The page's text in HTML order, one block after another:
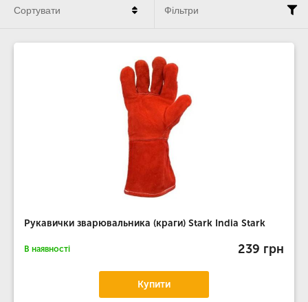
Рукавички зварювальника (краги) Stark India Stark
В наявності 239 грн
Купити
Сортувати Фільтри